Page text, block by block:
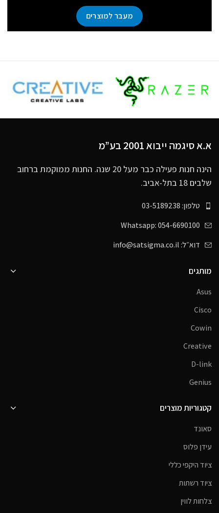
מעבר למוצרים
א.א סיגמה ייבוא 2001 בע”מ
הינה חנות פעילה כבר מעל 20 שנה. החנות ממוקמת ברחוב
שלבים 18 בתל-אביב.
טלפון: 03-5189238
Whatsapp: 054-6690100
דוא״ל: info@satsigma.co.il
מותגים
Asus
Cisco
Cowin
Creative
D-link
Genius
קטגוריות מוצרים
סאונד
עידן פלוס
ציוד היקפי כללי
ציוד רשתות
צלחות לווין